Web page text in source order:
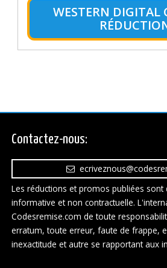
WESTERN DIGITAL
Contactez-nous:
Les réductions et promos publiées
informative et non contractuelle.
Codesremise.com de toute
erratum, toute erreur, faute de frappe,
inexactitude et autre se rapportant aux